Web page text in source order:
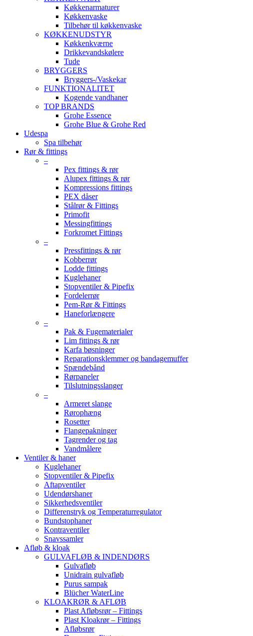
Køkkenarmaturer
Køkkenvaske
Tilbehør til køkkenvaske
KØKKENUDSTYR
Køkkenkværne
Drikkevandskølere
Tude
BRYGGERS
Bryggers-/Vaskekar
FUNKTIONALITET
Kogende vandhaner
TOP BRANDS
Grohe Essence
Grohe Blue & Grohe Red
Udespa
Spa tilbehør
Rør & fittings
–
Pex fittings & rør
Alupex fittings & rør
Kompressions fittings
PEX dåser
Stålrør & Fittings
Primofit
Messingfittings
Forkromet Fittings
–
Pressfittings & rør
Kobberrør
Lodde fittings
Kuglehaner
Stopventiler & Pipefix
Fordelerrør
Pem-Rør & Fittings
Haneforlængere
–
Pak & Fugematerialer
Lim fittings & rør
Karfa bøsninger
Reparationsklemmer og bandagemuffer
Spændebånd
Rørpaneler
Tilslutningsslanger
–
Armeret slange
Rørophæng
Rosetter
Flangepakninger
Tagrender og tag
Vandmålere
Ventiler & haner
Kuglehaner
Stopventiler & Pipefix
Aftapventiler
Udendørshaner
Sikkerhedsventiler
Differenstryk og Temperaturregulator
Bundstophaner
Kontraventiler
Snavssamler
Afløb & kloak
GULVAFLØB & INDENDØRS
Gulvafløb
Unidrain gulvafløb
Purus sampak
Blücher WaterLine
KLOAKRØR & AFLØB
Plast Afløbsrør – Fittings
Plast Kloakrør – Fittings
Afløbsrør